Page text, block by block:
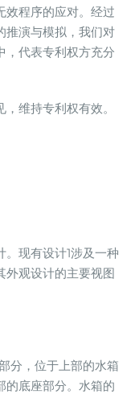
效程序的应对。经过
推演与模拟，我们对
，代表专利权方充分
维持专利权有效。
现有设计1涉及一种
外观设计的主要视图
分，位于上部的水箱
的底座部分。水箱的